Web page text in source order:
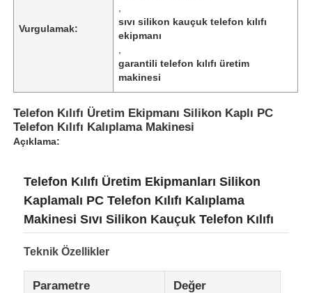
Vurgulamak:
sıvı silikon kauçuk telefon kılıfı
ekipmanı
garantili telefon kılıfı üretim
makinesi
Telefon Kılıfı Üretim Ekipmanı Silikon Kaplı PC
Telefon Kılıfı Kalıplama Makinesi
Açıklama:
Telefon Kılıfı Üretim Ekipmanları Silikon
Kaplamalı PC Telefon Kılıfı Kalıplama
Makinesi Sıvı Silikon Kauçuk Telefon Kılıfı
Teknik Özellikler
Parametre Değer